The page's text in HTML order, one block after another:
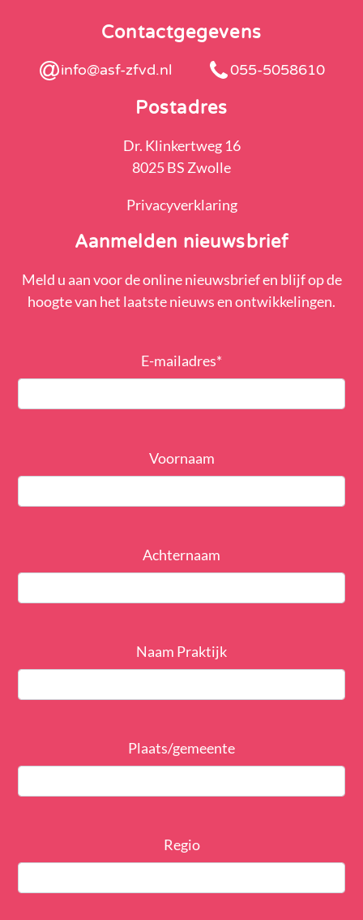
Contactgegevens
info@asf-zfvd.nl 055-5058610
Postadres
Dr. Klinkertweg 16
8025 BS Zwolle
Privacyverklaring
Aanmelden nieuwsbrief
Meld u aan voor de online nieuwsbrief en blijf op de
hoogte van het laatste nieuws en ontwikkelingen.
E-mailadres*
Voornaam
Achternaam
Naam Praktijk
Plaats/gemeente
Regio